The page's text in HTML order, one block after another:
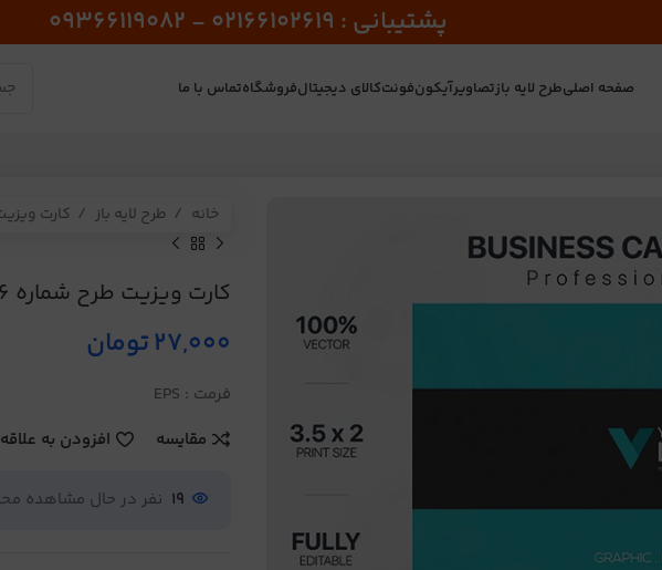
پشتیبانی : 02166102619 - 09366119082
صفحه اصلیطرح لایه بازتصاویرآیکونفونتکالای دیجیتالفروشگاهتماس با ما
خانه طرح لایه باز کارت
کارت ویزیت طرح شماره 36
27,000تومان
فرمت : EPS
مقایسه
افزودن به
19 نفر در حال مشاهده